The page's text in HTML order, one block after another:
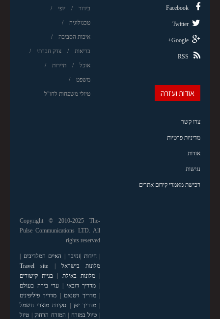
בידור יופי
טכנולוגיה
איכות הסביבה
בריאות צדק חברתי
אוכל תיירות
משפט
טיולי משפחות לחו"ל
Facebook
Twitter
Google+
RSS
אודות ועזרה
צרו קשר
מדיניות פרטיות
אודות
נגישות
רכישת מאמרי קידום אתרים
Copyright © 2010-2025 The-
Pulse Communications LTD. All
rights reserved
|חידות |זנזיבר | האיים המלדיבים |
מלונות בישראל |
Travel site
|מלונות באילת | בניית קישורים
| מדריך דובאי | ערי בירה בעולם
|מדריך ויטנאם | מדריך פיליפינים
|מדריך יפן | סקירת מוצרי חשמל
| טיול במזרח | המזרח הרחוק| טיול